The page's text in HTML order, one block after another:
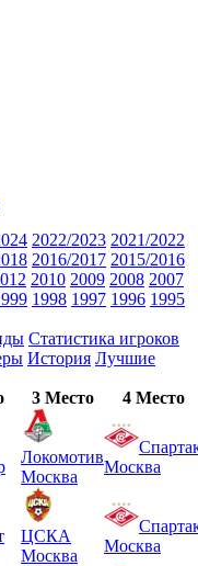
2022/2023 2021/2022
2016/2017 2015/2016
2010 2009 2008 2007
1998 1997 1996 1995
Статистика игроков
История Лучшие
3 Место
4 Место
Локомотив
Москва
Москва
ЦСКА
Москва
Москва